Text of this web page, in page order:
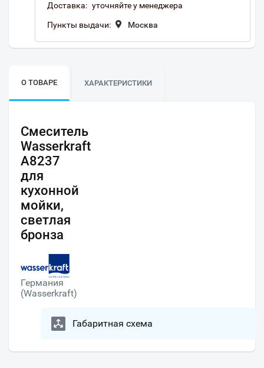
Доставка: уточняйте у менеджера
Пункты выдачи: Москва
О ТОВАРЕ ХАРАКТЕРИСТИКИ
Смеситель
Wasserkraft
A8237
для
кухонной
мойки,
светлая
бронза
Германия
(Wasserkraft)
Габаритная схема